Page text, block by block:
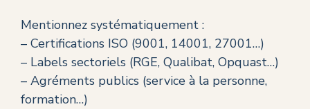
Mentionnez systématiquement :
– Certifications ISO (9001, 14001, 27001…)
– Labels sectoriels (RGE, Qualibat, Opquast…)
– Agréments publics (service à la personne,
formation…)